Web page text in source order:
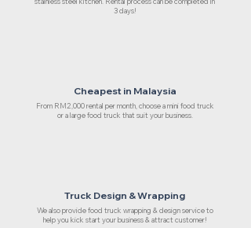
3 days!
Cheapest in Malaysia
From RM2,000 rental per month, choose a mini food truck
or a large food truck that suit your business.
Truck Design & Wrapping
We also provide food truck wrapping & design service to
help you kick start your business & attract customer!